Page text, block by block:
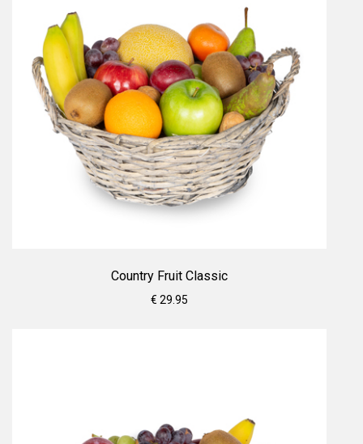
Country Fruit Classic
€ 29.95